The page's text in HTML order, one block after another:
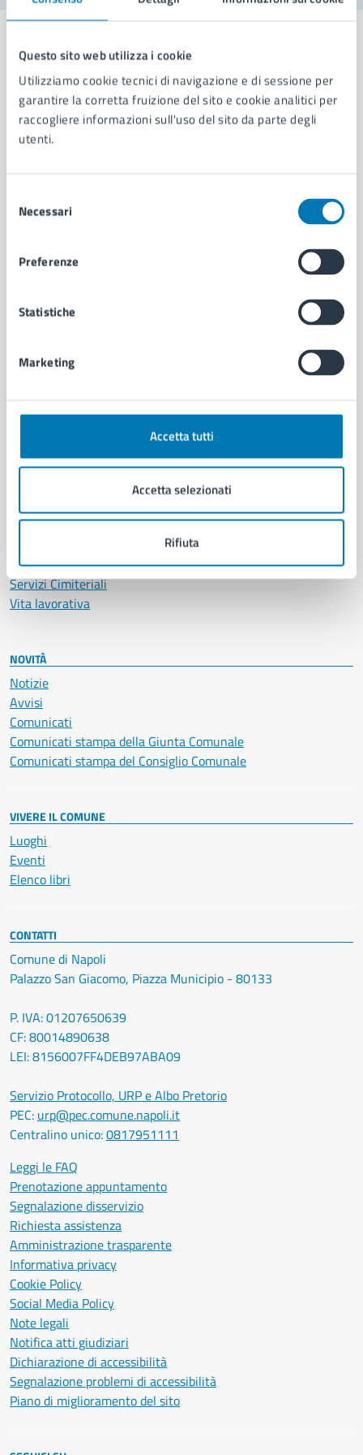
Questo sito web utilizza i cookie
Utilizziamo cookie tecnici di navigazione e di sessione per
garantire la corretta fruizione del sito e cookie analitici per
raccogliere informazioni sull'uso del sito da parte degli
utenti.
delNecessari
Preferenze
Statistiche
Marketing
Accetta tutti
Accetta selezionati
Rifiuta
Comune di Napoli
AMMINISTRAZIONE
Municipalità
Politici
Documenti e dati
Cultura e tempo libero
Documenti e certificati
Educazione e formazione
Giustizia e sicurezza pubblica
Salute, benessere e assistenza
Servizi Cimiteriali
Vita lavorativa
NOVITÀ
Notizie
Avvisi
Comunicati
Comunicati stampa della Giunta Comunale
Comunicati stampa del Consiglio Comunale
VIVERE IL COMUNE
Luoghi
Eventi
Elenco libri
CONTATTI
Comune di Napoli
Palazzo San Giacomo, Piazza Municipio - 80133
P. IVA: 01207650639
CF: 80014890638
LEI: 8156007FF4DEB97ABA09
Servizio Protocollo, URP e Albo Pretorio
PEC: urp@pec.comune.napoli.it
Centralino unico:0817951111
Leggi le FAQ
Prenotazione appuntamento
Segnalazione disservizio
Richiesta assistenza
Amministrazione trasparente
Informativa privacy
Cookie Policy
Social Media Policy
Note legali
Notifica atti giudiziari
Dichiarazione di accessibilità
Segnalazione problemi di accessibilità
Piano di miglioramento del sito